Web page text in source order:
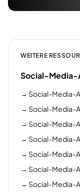
WEITERE
Social-Media-
→ Social-Media-
→ Social-Media-
→ Social-Media-
→ Social-Media-
→ Social-Media-
→ Social-Media-
→ Social-Media-